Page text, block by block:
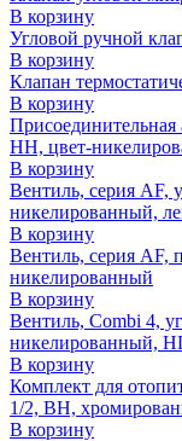
В корзину
Угловой ручной
В корзину
Клапан
В корзину
Присоединительная
НН, цвет-
В корзину
Вентиль, серия AF,
никелированный,
В корзину
Вентиль, серия AF,
никелированный
В корзину
Вентиль, Combi 4,
никелированный,
В корзину
Комплект для
1/2, ВН,
В корзину